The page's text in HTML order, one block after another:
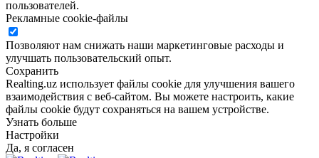
пользователей.
Рекламные cookie-файлы
Позволяют нам снижать наши маркетинговые расходы и
улучшать пользовательский опыт.
Сохранить
Realting.uz использует файлы cookie для улучшения вашего
взаимодействия с веб-сайтом. Вы можете настроить, какие
файлы cookie будут сохраняться на вашем устройстве.
Узнать больше
Настройки
Да, я согласен